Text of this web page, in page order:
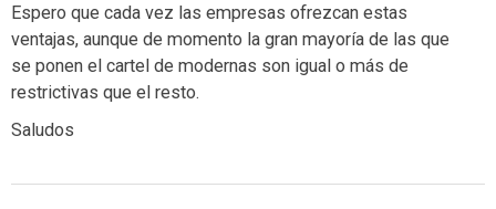
Espero que cada vez las empresas ofrezcan estas
ventajas, aunque de momento la gran mayoría de las que
se ponen el cartel de modernas son igual o más de
restrictivas que el resto.
Saludos